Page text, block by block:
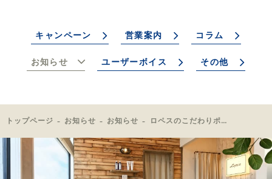
キャンペーン 営業案内 コラム
お知らせ ユーザーボイス その他
トップページ お知らせ お知らせ ロペスのこだわりポイント